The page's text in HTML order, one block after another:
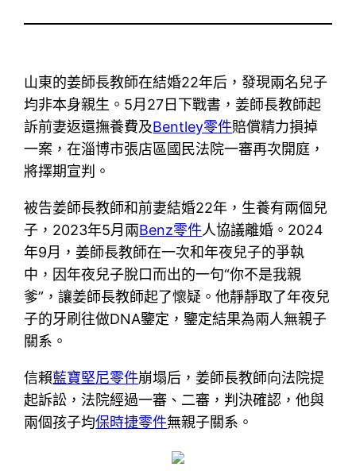
山東的姜師長教師在結婚22年后，發現兩名兒子
均非本身親生。5月27日下戰書，姜師長教師起
訴前妻返還撫養費及Bentley零件賠償精力損掉
一案，在淄博市張店區國民法院一審再次開庭，
將擇期宣判。
被告姜師長教師和前妻結婚22年，生養有兩個兒
子，2023年5月兩Benz零件人協議離婚。2024
年9月，姜師長教師在一次和年夜兒子的爭執
中，因年夜兒子脫口而出的一句“你不是我親
爹”，讓姜師長教師起了懷疑。他靜靜取了年夜兒
子的牙刷往做DNA鑒定，鑒定結果為兩人無親子
關系。
信賴藍寶堅尼零件崩塌后，姜師長教師向法院提
起訴訟，法院經過一審、二審，判決確認，他與
兩個孩子均保時捷零件無親子關系。